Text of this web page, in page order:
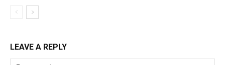
LEAVE A REPLY